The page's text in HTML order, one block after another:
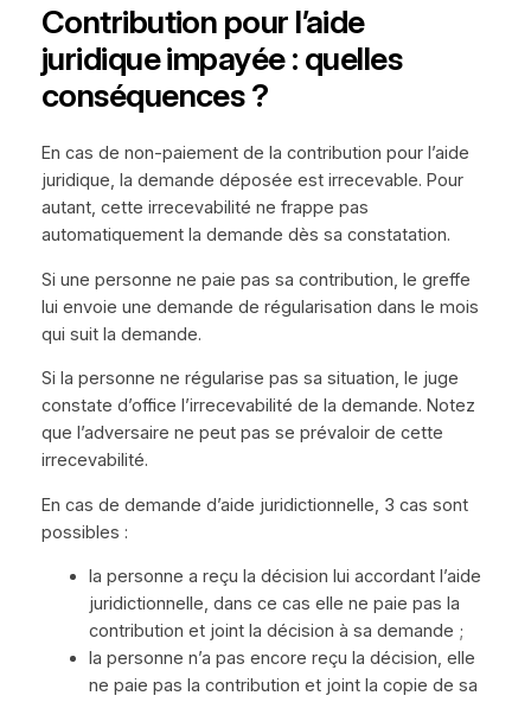
Contribution pour l’aide
juridique impayée : quelles
conséquences ?
En cas de non-paiement de la contribution pour l’aide
juridique, la demande déposée est irrecevable. Pour
autant, cette irrecevabilité ne frappe pas
automatiquement la demande dès sa constatation.
Si une personne ne paie pas sa contribution, le greffe
lui envoie une demande de régularisation dans le mois
qui suit la demande.
Si la personne ne régularise pas sa situation, le juge
constate d’office l’irrecevabilité de la demande. Notez
que l’adversaire ne peut pas se prévaloir de cette
irrecevabilité.
En cas de demande d’aide juridictionnelle, 3 cas sont
possibles :
la personne a reçu la décision lui accordant l’aide
juridictionnelle, dans ce cas elle ne paie pas la
contribution et joint la décision à sa demande ;
la personne n’a pas encore reçu la décision, elle
ne paie pas la contribution et joint la copie de sa